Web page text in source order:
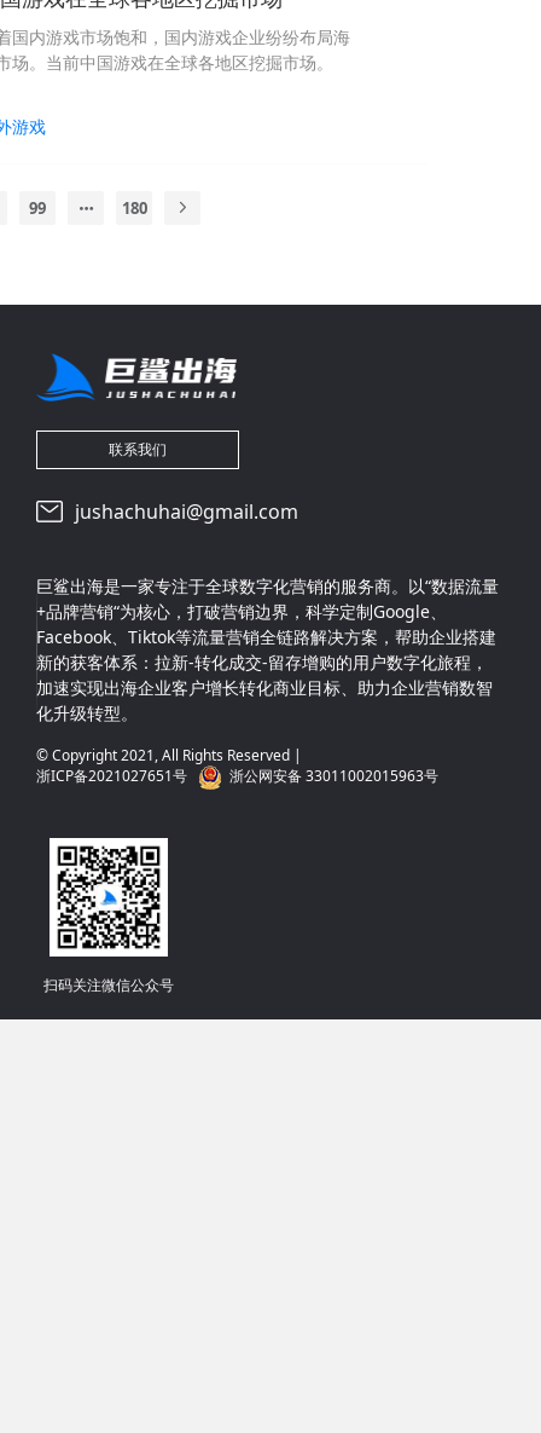
国内游戏市场饱和，国内游戏企业纷纷布局海
场。当前中国游戏在全球各地区挖掘市场。
游戏
99 180
联系我们
jushachuhai@gmail.com
巨鲨出海是一家专注于全球数字化营销的服务商。以“数据流量
+品牌营销“为核心，打破营销边界，科学定制Google、
Facebook、Tiktok等流量营销全链路解决方案，帮助企业搭建
新的获客体系：拉新-转化成交-留存增购的用户数字化旅程，
加速实现出海企业客户增长转化商业目标、助力企业营销数智
化升级转型。
© Copyright 2021, All Rights Reserved |
浙ICP备2021027651号
浙公网安备 33011002015963号
扫码关注微信公众号